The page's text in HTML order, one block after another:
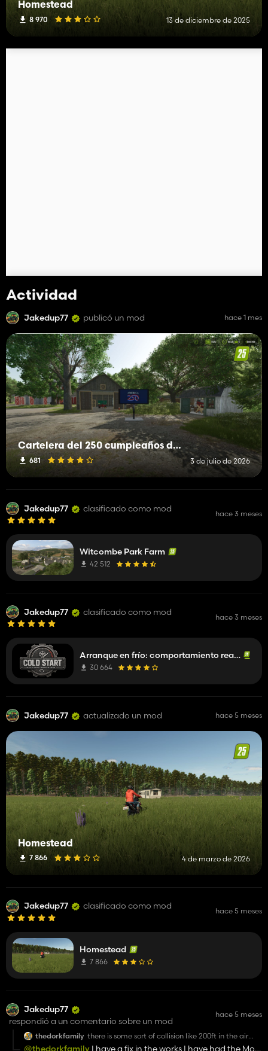
Homestead
8 970 13 de diciembre de 2025
Actividad
Jakedup77 publicó un mod hace 1 mes
Cartelera del 250 cumpleaños de Estados Unidos
681 3 de julio de 2026
Jakedup77 clasificado como mod hace 3 meses
Witcombe Park Farm
42 512
Jakedup77 clasificado como mod hace 3 meses
Arranque en frío: comportamiento realista del motor
30 664
Jakedup77 actualizado un mod hace 5 meses
Homestead
7 866 4 de marzo de 2026
Jakedup77 clasificado como mod hace 5 meses
Homestead
7 866
Jakedup77
respondió a un comentario sobre un mod
hace 5 meses
thedorkfamily there is some sort of collision like 200ft in the air
preventing building/placing objects
@thedorkfamily I have a fix in the works I have had the Mod